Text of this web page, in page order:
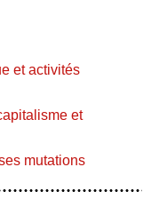
et activités
et
mutations